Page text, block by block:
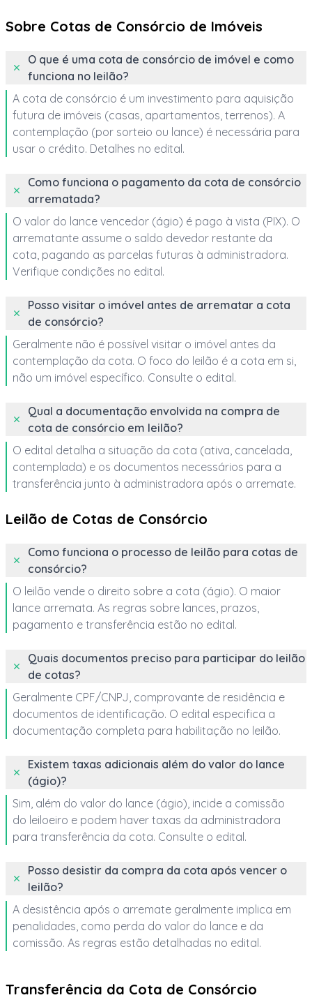
Sobre Cotas de Consórcio de Imóveis
O que é uma cota de consórcio de imóvel e como
funciona no leilão?
A cota de consórcio é um investimento para aquisição
futura de imóveis (casas, apartamentos, terrenos). A
contemplação (por sorteio ou lance) é necessária para
usar o crédito. Detalhes no edital.
Como funciona o pagamento da cota de consórcio
arrematada?
O valor do lance vencedor (ágio) é pago à vista (PIX). O
arrematante assume o saldo devedor restante da
cota, pagando as parcelas futuras à administradora.
Verifique condições no edital.
Posso visitar o imóvel antes de arrematar a cota
de consórcio?
Geralmente não é possível visitar o imóvel antes da
contemplação da cota. O foco do leilão é a cota em si,
não um imóvel específico. Consulte o edital.
Qual a documentação envolvida na compra de
cota de consórcio em leilão?
O edital detalha a situação da cota (ativa, cancelada,
contemplada) e os documentos necessários para a
transferência junto à administradora após o arremate.
Leilão de Cotas de Consórcio
Como funciona o processo de leilão para cotas de
consórcio?
O leilão vende o direito sobre a cota (ágio). O maior
lance arremata. As regras sobre lances, prazos,
pagamento e transferência estão no edital.
Quais documentos preciso para participar do leilão
de cotas?
Geralmente CPF/CNPJ, comprovante de residência e
documentos de identificação. O edital especifica a
documentação completa para habilitação no leilão.
Existem taxas adicionais além do valor do lance
(ágio)?
Sim, além do valor do lance (ágio), incide a comissão
do leiloeiro e podem haver taxas da administradora
para transferência da cota. Consulte o edital.
Posso desistir da compra da cota após vencer o
leilão?
A desistência após o arremate geralmente implica em
penalidades, como perda do valor do lance e da
comissão. As regras estão detalhadas no edital.
Transferência da Cota de Consórcio